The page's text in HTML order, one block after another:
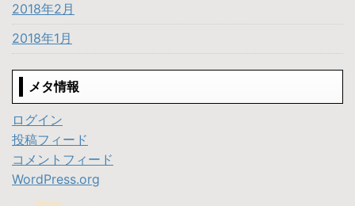
2018年2月
2018年1月
メタ情報
ログイン
投稿フィード
コメントフィード
WordPress.org